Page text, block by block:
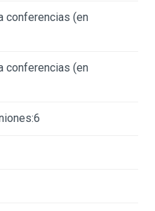
conferencias (en
conferencias (en